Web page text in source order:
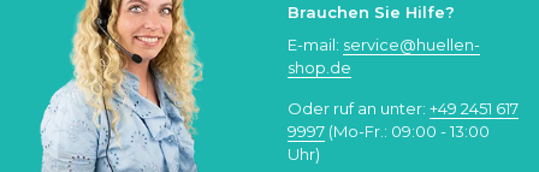
Brauchen Sie Hilfe?
E-mail: service@huellen-
shop.de
Oder ruf an unter: +49 2451 617
9997 (Mo-Fr.: 09:00 - 13:00
Uhr)